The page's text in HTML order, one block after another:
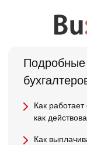
Подробные
Как
как
Как